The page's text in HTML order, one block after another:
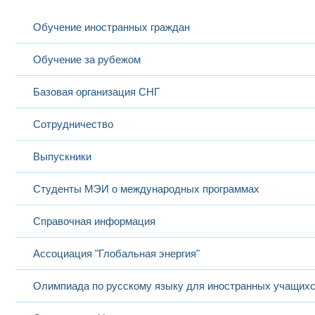
Обучение иностранных граждан
Обучение за рубежом
Базовая организация СНГ
Сотрудничество
Выпускники
Студенты МЭИ о международных программах
Справочная информация
Ассоциация "Глобальная энергия"
Олимпиада по русскому языку для иностранных